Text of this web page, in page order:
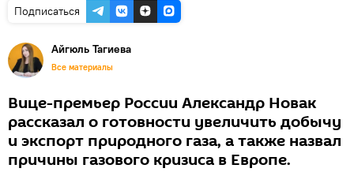
Подписаться
Айгюль Тагиева
Все материалы
Вице-премьер России Александр Новак
рассказал о готовности увеличить добычу
и экспорт природного газа, а также назвал
причины газового кризиса в Европе.